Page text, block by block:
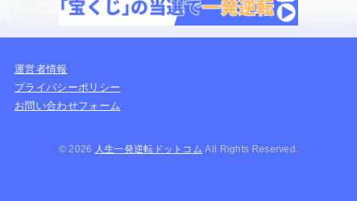
お金持ちになって見返す方法5選！見返せる人に多い特徴も紹介
運営者情報
プライバシーポリシー
お問い合わせフォーム
© 2026 人生一発逆転ドットコム All Rights Reserved.